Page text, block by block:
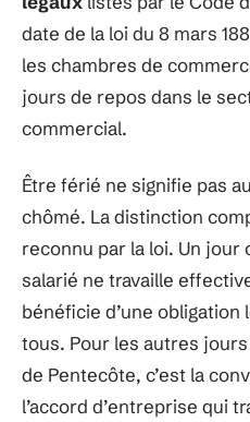
date de la loi du 8 mars
les chambres de
jours de repos dans le
commercial.
Être férié ne signifie pas
chômé. La distinction
reconnu par la loi. Un jour
salarié ne travaille
bénéficie d’une obligation
tous. Pour les autres
de Pentecôte, c’est la
l’accord d’entreprise qui